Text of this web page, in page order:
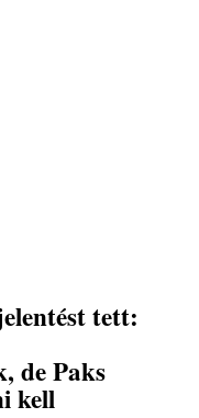
tett:
de Paks
kell